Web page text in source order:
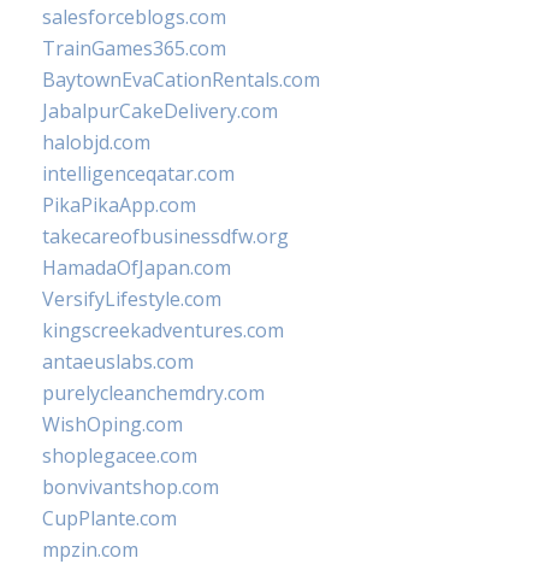
salesforceblogs.com
TrainGames365.com
BaytownEvaCationRentals.com
JabalpurCakeDelivery.com
halobjd.com
intelligenceqatar.com
PikaPikaApp.com
takecareofbusinessdfw.org
HamadaOfJapan.com
VersifyLifestyle.com
kingscreekadventures.com
antaeuslabs.com
purelycleanchemdry.com
WishOping.com
shoplegacee.com
bonvivantshop.com
CupPlante.com
mpzin.com